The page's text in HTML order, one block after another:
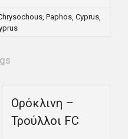
Paphos, Cyprus,
Ορόκλινη –
Τρούλλοι FC